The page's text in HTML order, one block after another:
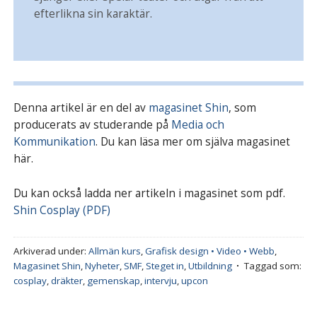
efterlikna sin karaktär.
Denna artikel är en del av magasinet Shin, som
producerats av studerande på Media och
Kommunikation. Du kan läsa mer om själva magasinet
här.
Du kan också ladda ner artikeln i magasinet som pdf.
Shin Cosplay (PDF)
Arkiverad under:Allmän kurs,Grafisk design • Video • Webb,
Magasinet Shin,Nyheter, SMF, Steget in,Utbildning
Taggad som:
cosplay,dräkter, gemenskap,intervju,upcon